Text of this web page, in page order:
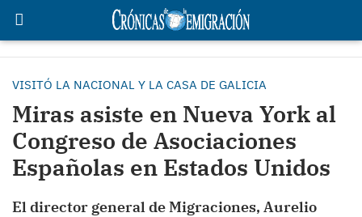
VISITÓ LA NACIONAL Y LA CASA DE GALICIA
Miras asiste en Nueva York al
Congreso de Asociaciones
Españolas en Estados Unidos
El director general de Migraciones, Aurelio